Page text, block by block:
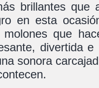
brillantes que
en esta
molones que
divertida
sonora